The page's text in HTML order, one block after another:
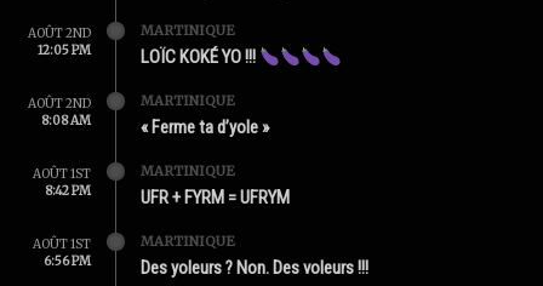
AOÛT 2ND
12:05 PM
MARTINIQUE
LOÏC KOKÉ YO !!!
AOÛT 2ND
8:08 AM
MARTINIQUE
« Ferme ta d’yole »
AOÛT 1ST
8:42 PM
MARTINIQUE
UFR + FYRM = UFRYM
AOÛT 1ST
6:56 PM
MARTINIQUE
Des yoleurs ? Non. Des voleurs !!!